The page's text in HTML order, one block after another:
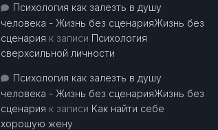
Психология как залезть в душу
человека - Жизнь без сценарияЖизнь без
сценария к записи Психология
сверхсильной личности
Психология как залезть в душу
человека - Жизнь без сценарияЖизнь без
сценария к записи Как найти себе
хорошую жену